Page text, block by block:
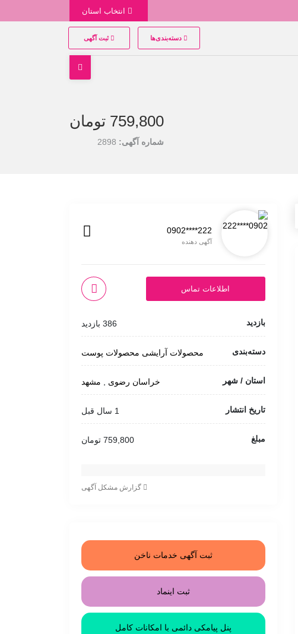
دسته‌بندی‌ها ثبت آگهی
759,800 تومان
شماره آگهی: 2898
0902****222
آگهی دهنده
اطلاعات تماس
بازدید 386 بازدید
دسته‌بندی محصولات آرایشی محصولات پوست
استان / شهر خراسان رضوی مشهد
تاریخ انتشار 1 سال قبل
مبلغ 759,800 تومان
گزارش مشکل آگهی
ثبت آگهی خدمات ناخن
ثبت اینماد
پنل پیامکی دائمی با امکانات کامل